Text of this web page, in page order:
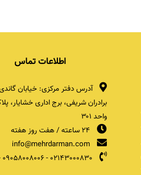
اطلاعات تماس
آدرس دفتر مرکزی: خیابان
واحد ۳۰۱
info@mehrdarman.com
02143000830
-
09058008006